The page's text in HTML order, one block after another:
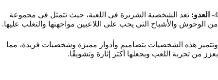
4- العدو: تعد الشخصية الشريرة في اللعبة، حيث تتمثل في مجموعة
من الوحوش والأشباح التي يجب على اللاعبين مواجهتها والتغلب عليها.
وتتميز هذه الشخصيات بتصاميم وأدوار مميزة وشخصيات فريدة، مما
يعزز من تجربة اللعب ويجعلها أكثر إثارة وتشويقًا.